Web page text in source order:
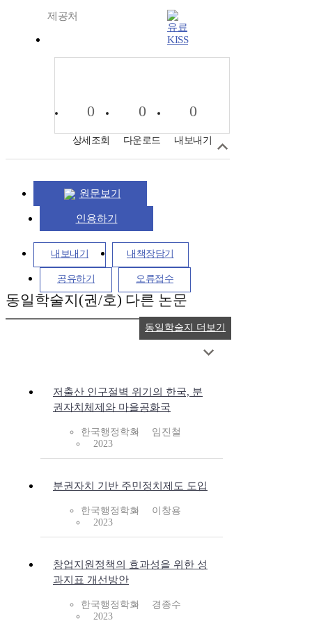
제공처
KISS
0
상세조회
0
다운로드
0
내보내기
원문보기
인용하기
내보내기 내책장담기
공유하기 오류접수
동일학술지(권/호) 다른 논문
저출산 인구절벽 위기의 한국, 분
권자치체제와 마을공화국
한국행정학회
임진철
2023
분권자치 기반 주민정치제도 도입
한국행정학회
이창용
2023
창업지원정책의 효과성을 위한 성
과지표 개선방안
한국행정학회
경종수
2023
동일학술지 더보기